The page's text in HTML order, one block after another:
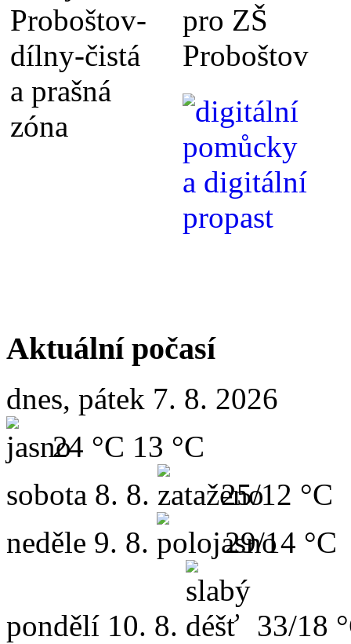
Aktuální počasí
dnes, pátek 7. 8. 2026
24 °C 13 °C
sobota 8. 8.
25/12 °C
neděle 9. 8. 29/14 °C
pondělí 10. 8. 33/18